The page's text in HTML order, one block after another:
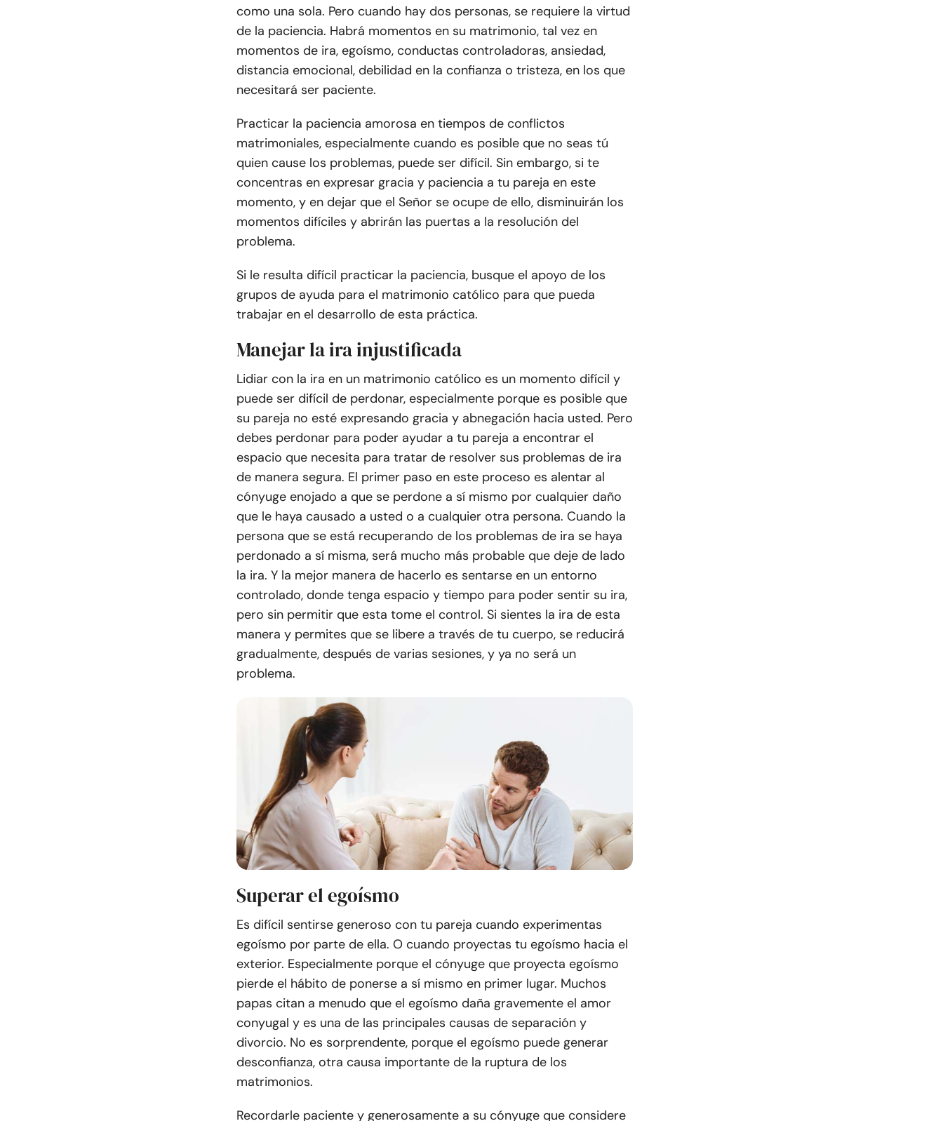
como una sola. Pero cuando hay dos personas, se requiere la virtud
de la paciencia. Habrá momentos en su matrimonio, tal vez en
momentos de ira, egoísmo, conductas controladoras, ansiedad,
distancia emocional, debilidad en la confianza o tristeza, en los que
necesitará ser paciente.
Practicar la paciencia amorosa en tiempos de conflictos
matrimoniales, especialmente cuando es posible que no seas tú
quien cause los problemas, puede ser difícil. Sin embargo, si te
concentras en expresar gracia y paciencia a tu pareja en este
momento, y en dejar que el Señor se ocupe de ello, disminuirán los
momentos difíciles y abrirán las puertas a la resolución del
problema.
Si le resulta difícil practicar la paciencia, busque el apoyo de los
grupos de ayuda para el matrimonio católico para que pueda
trabajar en el desarrollo de esta práctica.
Manejar la ira injustificada
Lidiar con la ira en un matrimonio católico es un momento difícil y
puede ser difícil de perdonar, especialmente porque es posible que
su pareja no esté expresando gracia y abnegación hacia usted. Pero
debes perdonar para poder ayudar a tu pareja a encontrar el
espacio que necesita para tratar de resolver sus problemas de ira
de manera segura. El primer paso en este proceso es alentar al
cónyuge enojado a que se perdone a sí mismo por cualquier daño
que le haya causado a usted o a cualquier otra persona. Cuando la
persona que se está recuperando de los problemas de ira se haya
perdonado a sí misma, será mucho más probable que deje de lado
la ira. Y la mejor manera de hacerlo es sentarse en un entorno
controlado, donde tenga espacio y tiempo para poder sentir su ira,
pero sin permitir que esta tome el control. Si sientes la ira de esta
manera y permites que se libere a través de tu cuerpo, se reducirá
gradualmente, después de varias sesiones, y ya no será un
problema.
Superar el egoísmo
Es difícil sentirse generoso con tu pareja cuando experimentas
egoísmo por parte de ella. O cuando proyectas tu egoísmo hacia el
exterior. Especialmente porque el cónyuge que proyecta egoísmo
pierde el hábito de ponerse a sí mismo en primer lugar. Muchos
papas citan a menudo que el egoísmo daña gravemente el amor
conyugal y es una de las principales causas de separación y
divorcio. No es sorprendente, porque el egoísmo puede generar
desconfianza, otra causa importante de la ruptura de los
matrimonios.
Recordarle paciente y generosamente a su cónyuge que considere